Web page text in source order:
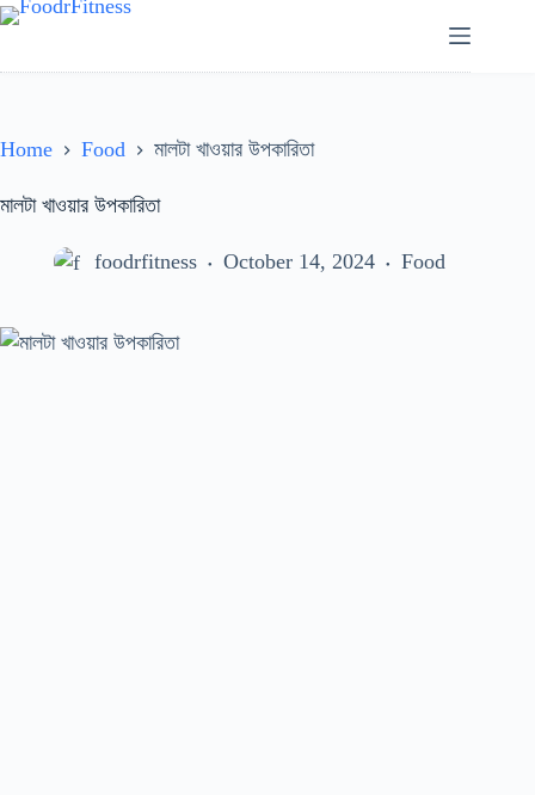
Skip
content
Home Food মালটা খাওয়ার উপকারিতা
মালটা খাওয়ার উপকারিতা
foodrfitness October 14, 2024 Food